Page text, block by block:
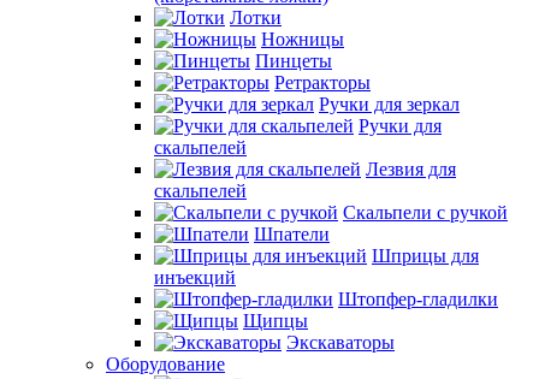
Лотки
Ножницы
Пинцеты
Ретракторы
Ручки для зеркал
Ручки для
скальпелей
Лезвия для
скальпелей
Скальпели с ручкой
Шпатели
Шприцы для
инъекций
Штопфер-гладилки
Щипцы
Экскаваторы
Оборудование